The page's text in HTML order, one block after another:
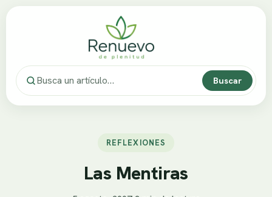
Buscar
REFLEXIONES
Las Mentiras